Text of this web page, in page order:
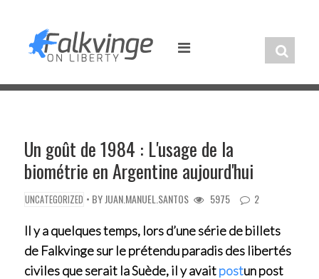
content
Un goût de 1984 : L'usage de la
biométrie en Argentine aujourd'hui
UNCATEGORIZED • BYJUAN.MANUEL.SANTOS 5975 2
Il y a quelques temps, lors d’une série de billets
de Falkvinge sur le prétendu paradis des libertés
civiles que serait la Suède, il y avaitpostun post